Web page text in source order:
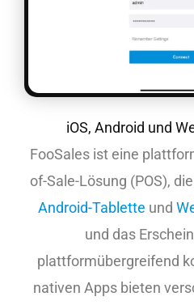
iOS, Android und
FooSales ist eine
of-Sale-Lösung (POS),
Android-Tablette und
und das
plattformübergreifend
nativen Apps bieten